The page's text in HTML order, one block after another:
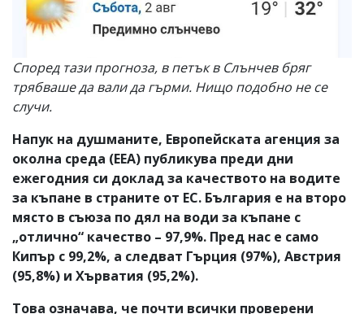
Според тази прогноза, в петък в Слънчев бряг
трябваше да вали да гърми. Нищо подобно не се
случи.
Напук на душманите, Европейската агенция за
околна среда (EEA) публикува преди дни
ежегодния си доклад за качеството на водите
за къпане в страните от ЕС. България е на второ
място в съюза по дял на води за къпане с
„отлично“ качество – 97,9%. Пред нас е само
Кипър с 99,2%, а следват Гърция (97%), Австрия
(95,8%) и Хърватия (95,2%).
Това означава, че почти всички проверени